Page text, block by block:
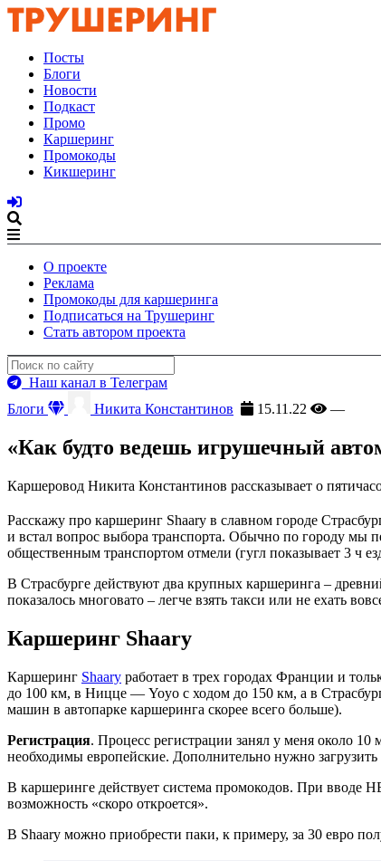
Посты
Блоги
Новости
Подкаст
Промо
Каршеринг
Промокоды
Кикшеринг
О проекте
Реклама
Промокоды для каршеринга
Подписаться на Трушеринг
Стать автором проекта
Наш канал в Телеграм
Блоги
Никита Константинов 15.11.22 —
«Как будто ведешь игрушечный
Каршеровод Никита Константинов рассказывает о
Расскажу про каршеринг Shaary в славном городе
и встал вопрос выбора транспорта. Обычно по городу мы
общественным транспортом отмели (гугл показывает 3 ч
В Страсбурге действуют два крупных каршеринга –
показалось многовато – легче взять такси или не ехать
Каршеринг Shaary
Каршеринг Shaary работает в трех городах Франции и
до 100 км, в Ницце — Yoyo с ходом до 150 км, а в
машин в автопарке каршеринга скорее всего больше).
Регистрация. Процесс регистрации занял у меня около
необходимы европейские. Дополнительно нужно
В каршеринге действует система промокодов. При вводе
возможность «скоро откроется».
В Shaary можно приобрести паки, к примеру, за 30 евро